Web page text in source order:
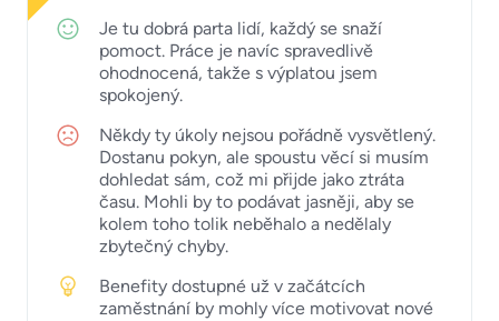
Je tu dobrá parta lidí, každý se snaží
pomoct. Práce je navíc spravedlivě
ohodnocená, takže s výplatou jsem
spokojený.
Někdy ty úkoly nejsou pořádně vysvětlený.
Dostanu pokyn, ale spoustu věcí si musím
dohledat sám, což mi přijde jako ztráta
času. Mohli by to podávat jasněji, aby se
kolem toho tolik neběhalo a nedělaly
zbytečný chyby.
Benefity dostupné už v začátcích
zaměstnání by mohly více motivovat nové